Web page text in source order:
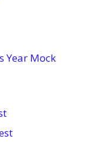
Year Mock